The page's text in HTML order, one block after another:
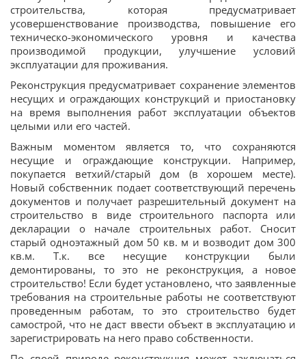
строительства, которая предусматривает
усовершенствование производства, повышение его
техническо-экономического уровня и качества
производимой продукции, улучшение условий
эксплуатации для проживания.
Реконструкция предусматривает сохранение элементов
несущих и ограждающих конструкций и приостановку
на время выполнения работ эксплуатации объектов
целыми или его частей.
Важным моментом является то, что сохраняются
несущие и ограждающие конструкции. Например,
покупается ветхий/старый дом (в хорошем месте).
Новый собственник подает соответствующий перечень
документов и получает разрешительный документ на
строительство в виде строительного паспорта или
декларации о начале строительных работ. Сносит
старый одноэтажный дом 50 кв. м и возводит дом 300
кв.м. Т.к. все несущие конструкции были
демонтированы, то это не реконструкция, а новое
строительство! Если будет установлено, что заявленные
требования на строительные работы не соответствуют
проведенным работам, то это строительство будет
самострой, что не даст ввести объект в эксплуатацию и
зарегистрировать на него право собственности.